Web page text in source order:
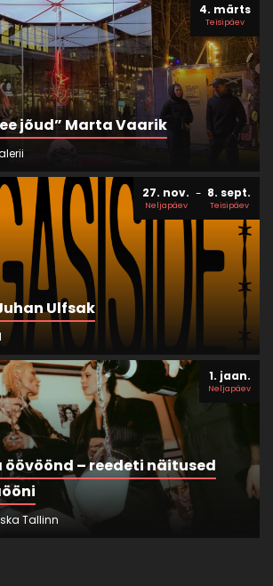
4. märts
Teisipäev
jõud” Marta Vaarik
27. nov.
Neljapäev
8. sept.
Teisipäev
Ulfsak
1. jaan.
Neljapäev
– reedeti näitused
Tallinn